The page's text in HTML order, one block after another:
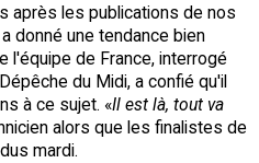
après les publications de nos
donné une tendance bien
l'équipe de France, interrogé
du Midi, a confié qu'il
à ce sujet. «Il est là, tout va
alors que les finalistes de
mardi.